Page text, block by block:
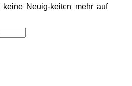
keine Neuig-keiten mehr auf